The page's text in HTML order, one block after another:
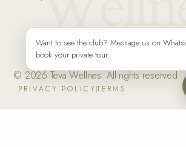
© 2026 Teva Wellnes. All rights reserved
PRIVACY POLICY TERMS
Want to see the club? Message us on
book your private tour.